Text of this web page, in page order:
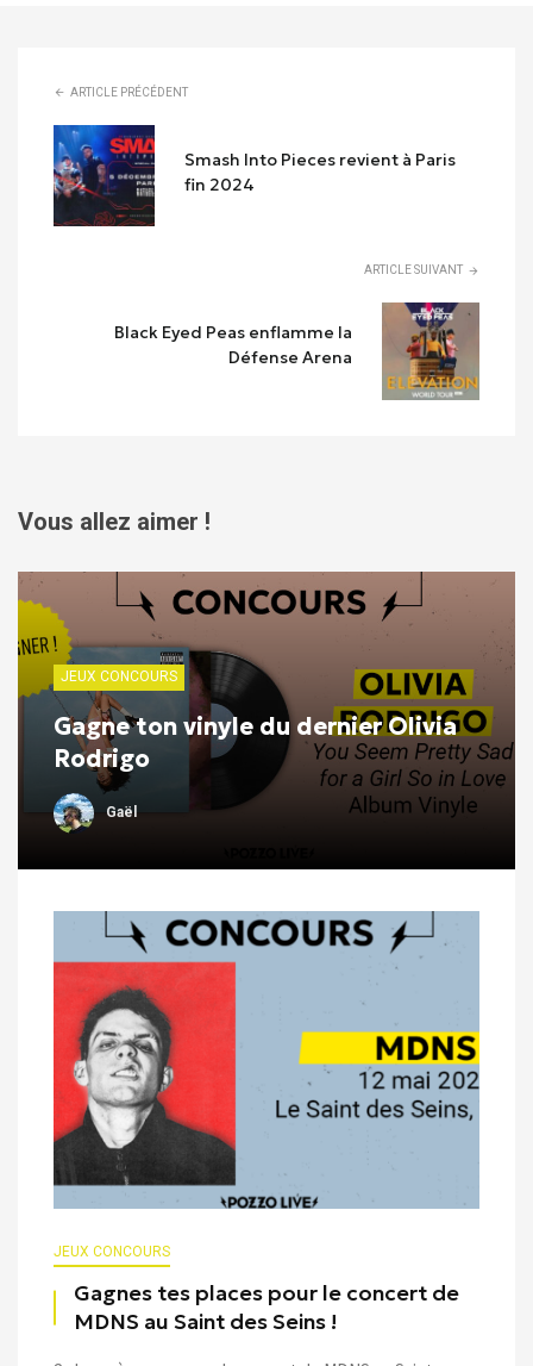
ARTICLE PRÉCÉDENT
Smash Into Pieces revient à Paris
fin 2024
ARTICLE SUIVANT
Black Eyed Peas enflamme la
Défense Arena
Vous allez aimer !
JEUX CONCOURS
Gagne ton vinyle du dernier Olivia
Rodrigo
Gaël
JEUX CONCOURS
Gagnes tes places pour le concert de
MDNS au Saint des Seins !